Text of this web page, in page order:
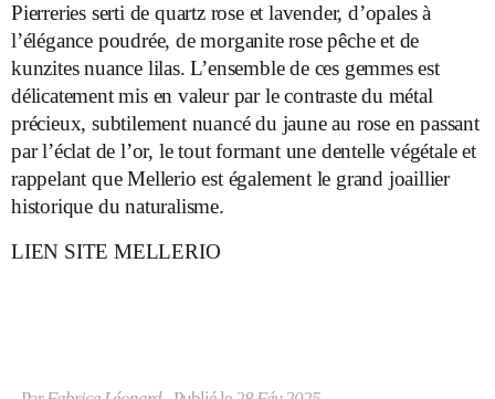
Pierreries serti de quartz rose et lavender, d’opales à
l’élégance poudrée, de morganite rose pêche et de
kunzites nuance lilas. L’ensemble de ces gemmes est
délicatement mis en valeur par le contraste du métal
précieux, subtilement nuancé du jaune au rose en passant
par l’éclat de l’or, le tout formant une dentelle végétale et
rappelant que Mellerio est également le grand joaillier
historique du naturalisme.
LIEN SITE MELLERIO